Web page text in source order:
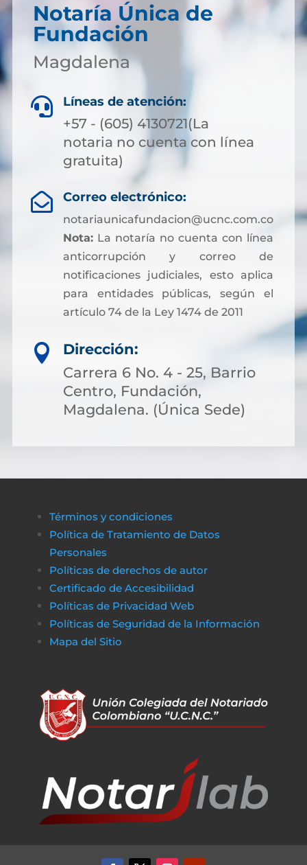
Notaría Única de
Fundación
Magdalena
 Líneas de atención:
+57 - (605) 4130721(La
notaria no cuenta con línea
gratuita)
 Correo electrónico:
notariaunicafundacion@ucnc.com.co
Nota:La notaría no cuenta con línea
anticorrupción y correo de
notificaciones judiciales, esto aplica
para entidades públicas, según el
artículo 74 de la Ley 1474 de 2011

Dirección:
Carrera 6 No. 4 - 25, Barrio
Centro, Fundación,
Magdalena. (Única Sede)
Términos y condiciones
Política de Tratamiento de Datos
Personales
Políticas de derechos de autor
Certificado de Accesibilidad
Políticas de Privacidad Web
Políticas de Seguridad de la Información
Mapa del Sitio